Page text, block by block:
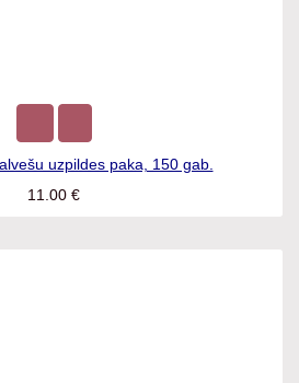
uzpildes paka, 150 gab.
11.00€